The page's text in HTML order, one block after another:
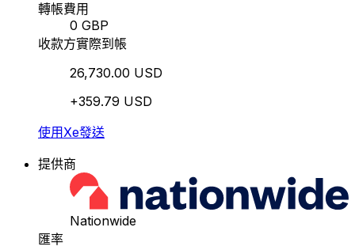
轉帳費用
0 GBP
收款方實際到帳
26,730.00 USD
+359.79 USD
使用Xe發送
提供商
Nationwide
匯率